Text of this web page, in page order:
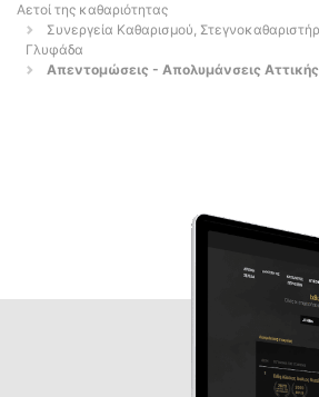
Αετοί της καθαριότητας
Συνεργεία Καθαρισμού,
Γλυφάδα
Απεντομώσεις - Απολυμάνσεις Αττικής